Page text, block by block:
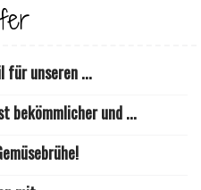
für unseren ...
bekömmlicher und ...